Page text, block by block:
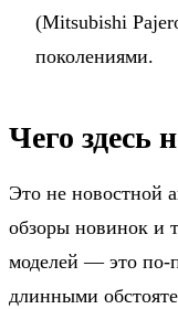
(Mitsubishi
поколениями.
Чего здесь
Это не новостной
обзоры новинок и
моделей — это по-
длинными